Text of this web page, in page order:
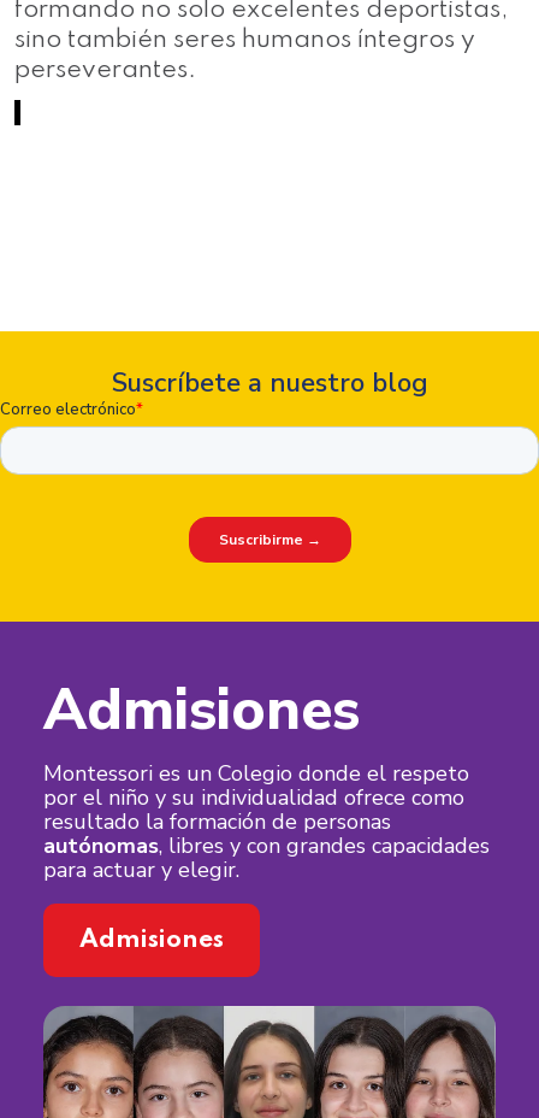
formando no solo excelentes deportistas,
sino también seres humanos íntegros y
perseverantes.
Suscríbete a nuestro blog
Admisiones
Montessori es un Colegio donde el respeto
por el niño y su individualidad ofrece como
resultado la formación de personas
autónomas, libres y con grandes capacidades
para actuar y elegir.
Admisiones